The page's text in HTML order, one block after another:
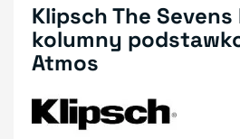
Klipsch The
kolumny
Atmos